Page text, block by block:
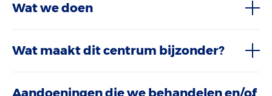
Wat we doen
Wat maakt dit centrum bijzonder?
Aandoeningen die we behandelen en/of